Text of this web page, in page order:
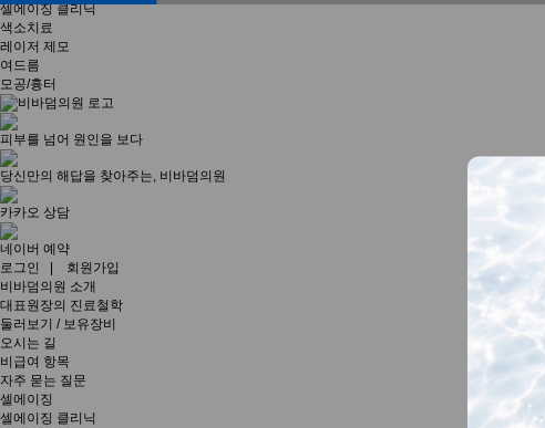
셀에이징 클리닉
색소치료
레이저 제모
여드름
모공/흉터
피부를 넘어 원인을 보다
당신만의 해답을 찾아주는, 비바덤의원
카카오 상담
네이버 예약
로그인 |
회원가입
비바덤의원 소개
대표원장의 진료철학
둘러보기 / 보유장비
오시는 길
비급여 항목
자주 묻는 질문
셀에이징
셀에이징 클리닉